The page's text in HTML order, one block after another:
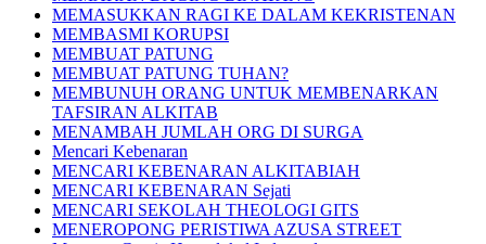
MEMASUKKAN RAGI KE DALAM KEKRISTENAN
MEMBASMI KORUPSI
MEMBUAT PATUNG
MEMBUAT PATUNG TUHAN?
MEMBUNUH ORANG UNTUK MEMBENARKAN
TAFSIRAN ALKITAB
MENAMBAH JUMLAH ORG DI SURGA
Mencari Kebenaran
MENCARI KEBENARAN ALKITABIAH
MENCARI KEBENARAN Sejati
MENCARI SEKOLAH THEOLOGI GITS
MENEROPONG PERISTIWA AZUSA STREET